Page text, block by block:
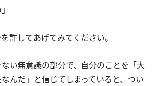
許してあげてみてください。
い無意識の部分で、自分のことを「大
んだ」と信じてしまっていると、つい